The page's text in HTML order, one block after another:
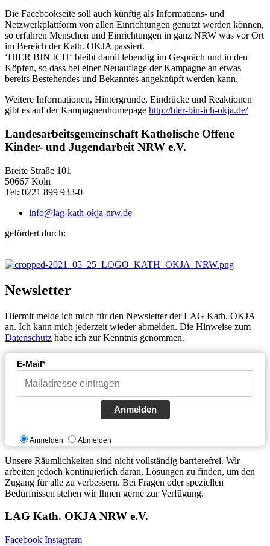
Die Facebookseite soll auch künftig als Informations- und
Netzwerkplattform von allen Einrichtungen genutzt werden können,
so erfahren Menschen und Einrichtungen in ganz NRW was vor Ort
im Bereich der Kath. OKJA passiert.
‘HIER BIN ICH‘ bleibt damit lebendig im Gespräch und in den
Köpfen, so dass bei einer Neuauflage der Kampagne an etwas
bereits Bestehendes und Bekanntes angeknüpft werden kann.
Weitere Informationen, Hintergründe, Eindrücke und Reaktionen
gibt es auf der Kampagnenhomepage http://hier-bin-ich-okja.de/
Landesarbeitsgemeinschaft Katholische Offene
Kinder- und Jugendarbeit NRW e.V.
Breite Straße 101
50667 Köln
Tel: 0221 899 933-0
info@lag-kath-okja-nrw.de
gefördert durch:
Newsletter
Hiermit melde ich mich für den Newsletter der LAG Kath. OKJA
an. Ich kann mich jederzeit wieder abmelden. Die Hinweise zum
Datenschutz habe ich zur Kenntnis genommen.
E-Mail*
Anmelden
Anmelden Abmelden
Unsere Räumlichkeiten sind nicht vollständig barrierefrei. Wir
arbeiten jedoch kontinuierlich daran, Lösungen zu finden, um den
Zugang für alle zu verbessern. Bei Fragen oder speziellen
Bedürfnissen stehen wir Ihnen gerne zur Verfügung.
LAG Kath. OKJA NRW e.V.
Facebook Instagram